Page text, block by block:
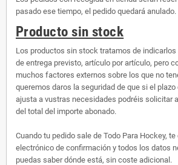
pasado ese tiempo, el pedido quedará anulado.
Producto sin stock
Los productos sin stock tratamos de indicarlos
de entrega previsto, artículo por artículo, pero
muchos factores externos sobre los que no
queremos daros la seguridad de que si el plazo
ajusta a vustras necesidades podréis solicitar
del total del importe abonado.
Cuando tu pedido sale de Todo Para Hockey,
electrónico de confirmación y todos los datos
puedas saber dónde está, sin coste adicional.